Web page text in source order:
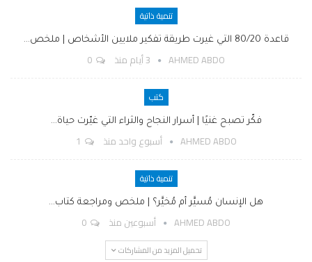
تنمية ذاتية
قاعدة 80/20 التي غيرت طريقة تفكير ملايين الأشخاص | ملخص…
AHMED ABDO 3 أيام منذ
كتب
فكّر تصبح غنيًا | أسرار النجاح والثراء التي غيّرت حياة…
AHMED ABDO أسبوع واحد منذ
تنمية ذاتية
هل الإنسان مُسيَّر أم مُخيَّر؟ | ملخص ومراجعة كتاب…
AHMED ABDO أسبوعين منذ
تحميل المزيد من المشاركات